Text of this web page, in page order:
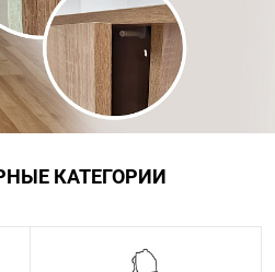
КАТЕГОРИИ